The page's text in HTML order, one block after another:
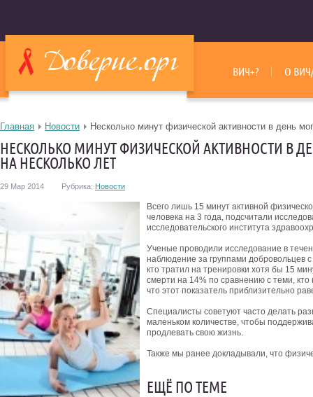
ВИЧ+? О
Главная Новости Несколько минут физической активности в день
НЕСКОЛЬКО МИНУТ ФИЗИЧЕСКОЙ АКТИВНОСТИ В
НА НЕСКОЛЬКО ЛЕТ
29 Мар 2014 Рубрика: Новости
Всего лишь 15 минут активной
человека на 3 года, подсчитали
исследовательского института
Ученые проводили исследование в
наблюдение за группами добровольцев
кто тратил на тренировки хотя бы 15
смерти на 14% по сравнению с теми, кто
что этот показатель приблизительно
Специалисты советуют часто делать
маленьком количестве, чтобы
продлевать свою жизнь.
Также мы ранее докладывали, что
ЕЩЁ ПО ТЕМЕ